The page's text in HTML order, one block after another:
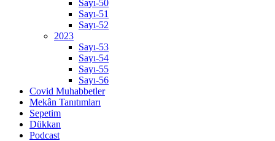
Sayı-50
Sayı-51
Sayı-52
2023
Sayı-53
Sayı-54
Sayı-55
Sayı-56
Covid Muhabbetler
Mekân Tanıtımları
Sepetim
Dükkan
Podcast